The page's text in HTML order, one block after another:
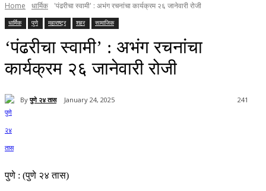
Home धार्मिक 'पंढरीचा स्वामी' : अभंग रचनांचा कार्यक्रम २६ जानेवारी रोजी
धार्मिक पुणे महाराष्ट्र शहर सामाजिक
‘पंढरीचा स्वामी’ : अभंग रचनांचा
कार्यक्रम २६ जानेवारी रोजी
By पुणे २४ तास January 24, 2025 241
पुणे : (पुणे २४ तास)